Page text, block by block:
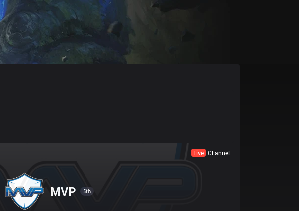
Live Channel
MVP 5th